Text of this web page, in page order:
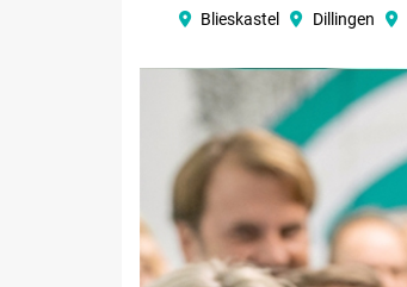
Blieskastel Dillingen